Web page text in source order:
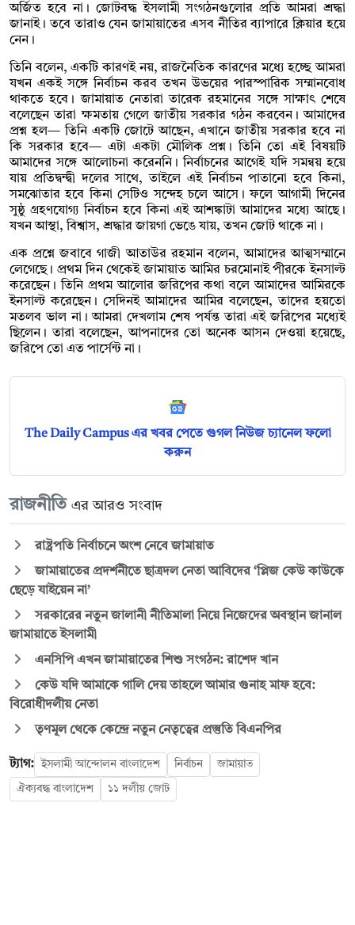
অর্জিত হবে না। জোটবদ্ধ ইসলামী সংগঠনগুলোর প্রতি আমরা শ্রদ্ধা
জানাই। তবে তারাও যেন জামায়াতের এসব নীতির ব্যাপারে ক্লিয়ার হয়ে
নেন।
তিনি বলেন, একটি কারণই নয়, রাজনৈতিক কারণের মধ্যে হচ্ছে আমরা
যখন একই সঙ্গে নির্বাচন করব তখন উভয়ের পারস্পারিক সম্মানবোধ
থাকতে হবে। জামায়াত নেতারা তারেক রহমানের সঙ্গে সাক্ষাৎ শেষে
বলেছেন তারা ক্ষমতায় গেলে জাতীয় সরকার গঠন করবেন। আমাদের
প্রশ্ন হল— তিনি একটি জোটে আছেন, এখানে জাতীয় সরকার হবে না
কি সরকার হবে— এটা একটা মৌলিক প্রশ্ন। তিনি তো এই বিষয়টি
আমাদের সঙ্গে আলোচনা করেননি। নির্বাচনের আগেই যদি সমন্বয় হয়ে
যায় প্রতিদ্বন্দ্বী দলের সাথে, তাইলে এই নির্বাচন পাতানো হবে কিনা,
সমঝোতার হবে কিনা সেটিও সন্দেহ চলে আসে। ফলে আগামী দিনের
সুষ্ঠু গ্রহণযোগ্য নির্বাচন হবে কিনা এই আশঙ্কাটা আমাদের মধ্যে আছে।
যখন আস্থা, বিশ্বাস, শ্রদ্ধার জায়গা ভেঙে যায়, তখন জোট থাকে না।
এক প্রশ্নে জবাবে গাজী আতাউর রহমান বলেন, আমাদের আত্মসম্মানে
লেগেছে। প্রথম দিন থেকেই জামায়াত আমির চরমোনাই পীরকে ইনসাল্ট
করেছেন। তিনি প্রথম আলোর জরিপের কথা বলে আমাদের আমিরকে
ইনসাল্ট করেছেন। সেদিনই আমাদের আমির বলেছেন, তাদের হয়তো
মতলব ভাল না। আমরা দেখলাম শেষ পর্যন্ত তারা এই জরিপের মধ্যেই
ছিলেন। তারা বলেছেন, আপনাদের তো অনেক আসন দেওয়া হয়েছে,
জরিপে তো এত পার্সেন্ট না।
The Daily Campus এর খবর পেতে গুগল নিউজ চ্যানেল ফলো
করুন
রাজনীতি এর আরও সংবাদ
রাষ্ট্রপতি নির্বাচনে অংশ নেবে জামায়াত
জামায়াতের প্রদর্শনীতে ছাত্রদল নেতা আবিদের ‘প্লিজ কেউ কাউকে
ছেড়ে যাইয়েন না’
সরকারের নতুন জালানী নীতিমালা নিয়ে নিজেদের অবস্থান জানাল
জামায়াতে ইসলামী
এনসিপি এখন জামায়াতের শিশু সংগঠন: রাশেদ খান
কেউ যদি আমাকে গালি দেয় তাহলে আমার গুনাহ মাফ হবে:
বিরোধীদলীয় নেতা
তৃণমূল থেকে কেন্দ্রে নতুন নেতৃত্বের প্রস্তুতি বিএনপির
ট্যাগ: ইসলামী আন্দোলন বাংলাদেশ নির্বাচন জামায়াত
ঐক্যবদ্ধ বাংলাদেশ ১১ দলীয় জোট